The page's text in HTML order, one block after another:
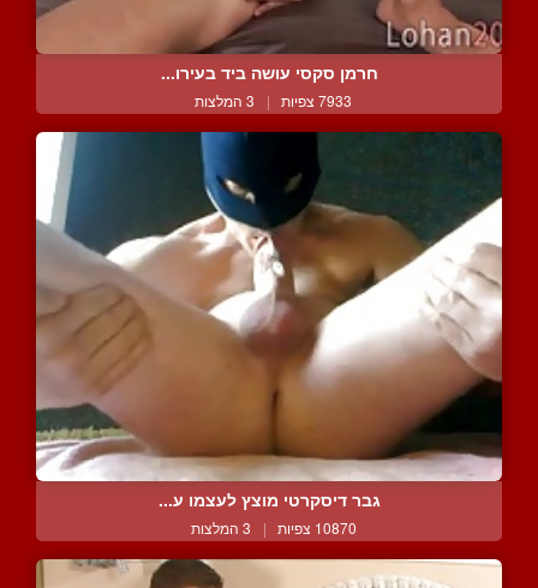
חרמן סקסי עושה ביד בעירו...
7933 צפיות | 3 המלצות
גבר דיסקרטי מוצץ לעצמו ע...
10870 צפיות | 3 המלצות